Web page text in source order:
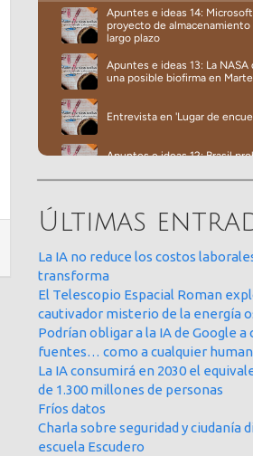
Últimas
La IA no reduce los costos
transforma
El Telescopio Espacial Roman
cautivador misterio de la energía
Podrían obligar a la IA de Google a
fuentes… como a cualquier
La IA consumirá en 2030 el
de 1.300 millones de personas
Fríos datos
Charla sobre seguridad y ciudanía
escuela Escudero